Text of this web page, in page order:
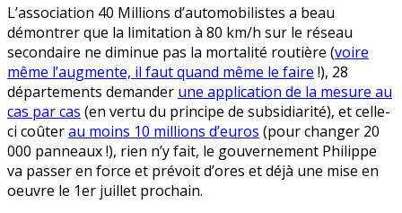
km/h,
phytos…
Et
si
on
essayait
le
pragmatisme
?
L’association 40 Millions d’automobilistes a beau
démontrer que la limitation à 80 km/h sur le réseau
secondaire ne diminue pas la mortalité routière (voire
même l’augmente, il faut quand même le faire !), 28
départements demander une application de la mesure au
cas par cas (en vertu du principe de subsidiarité), et celle-
ci coûterau moins 10 millions d’euros (pour changer 20
000 panneaux !), rien n’y fait, le gouvernement Philippe
va passer en force et prévoit d’ores et déjà une mise en
oeuvre le 1er juillet prochain.